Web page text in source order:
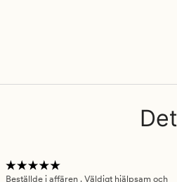
Beställde i affären . Väldigt hjälpsam och